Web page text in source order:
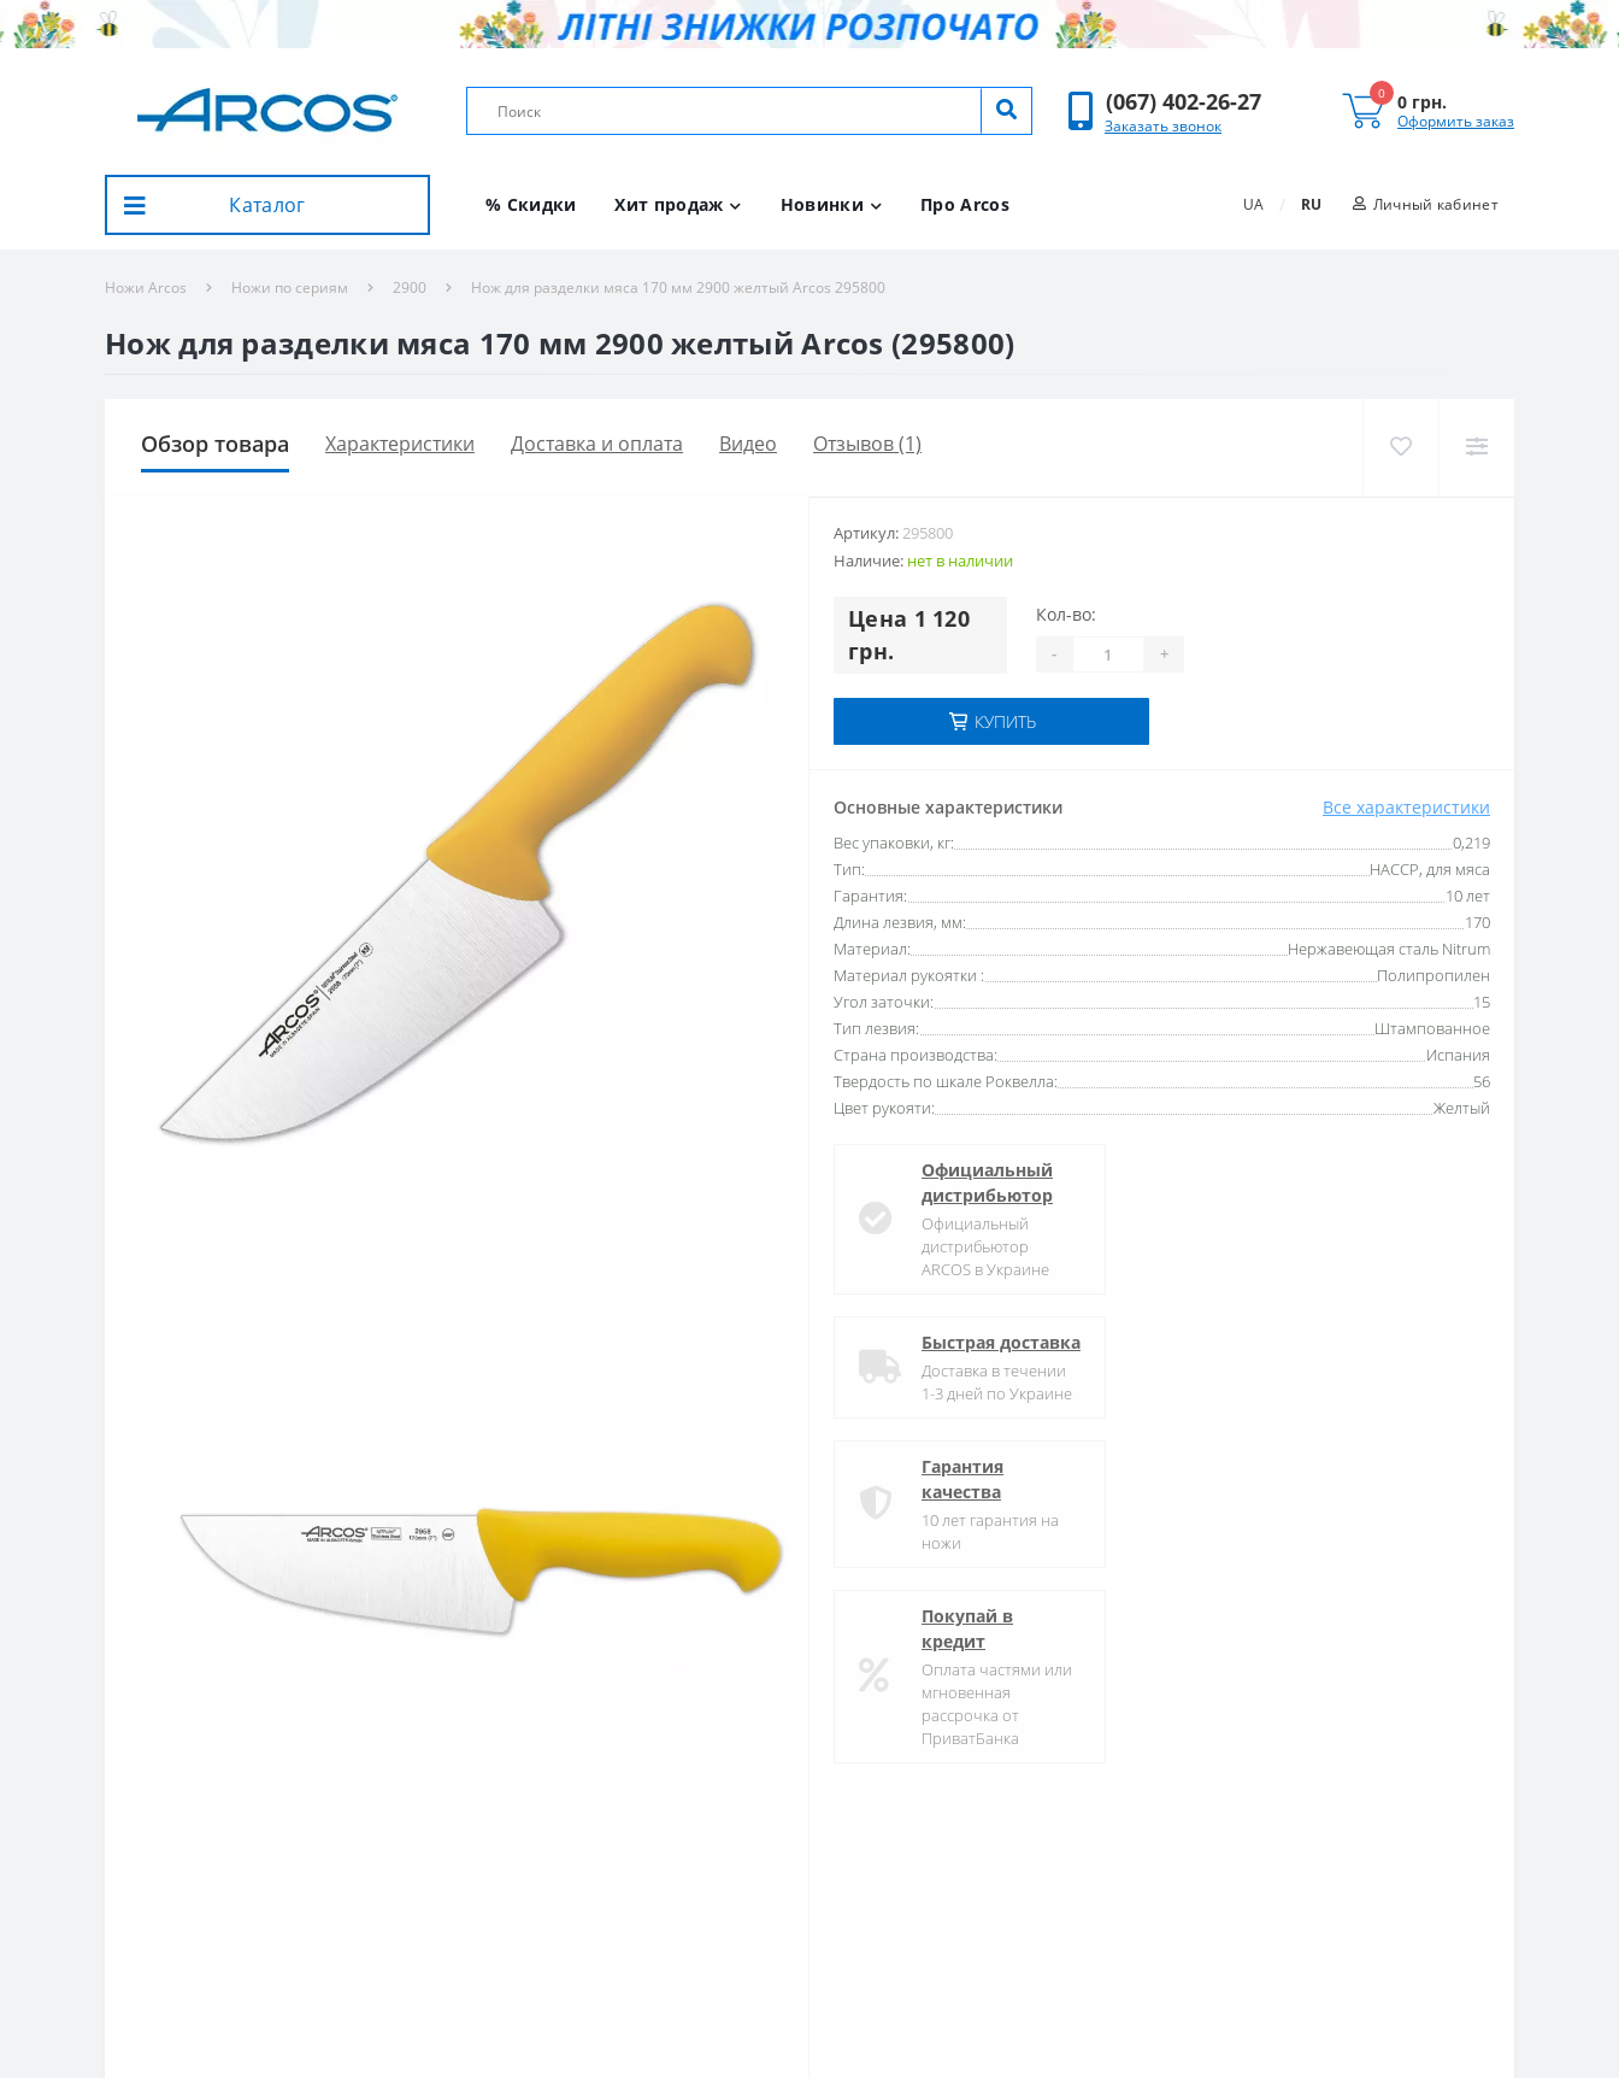
(067) 402-26-27
Заказать звонок
0 0 грн.
Оформить заказ
Каталог % Скидки Хит продаж Новинки Про Arcos UA / RU Личный кабинет
Ножи Arcos Ножи по сериям 2900 Нож для разделки мяса 170 мм 2900 желтый Arcos 295800
Нож для разделки мяса 170 мм 2900 желтый Arcos (295800)
Обзор товара Характеристики Доставка и оплата Видео Отзывов (1)
Артикул:295800
Наличие: нет в наличии
Цена 1 120
грн.
Кол-во:
- +
КУПИТЬ
Основные характеристики Все характеристики
Вес упаковки, кг:
0,219
Тип:
HACCP, для мяса
Гарантия:
10 лет
Длина лезвия, мм:
170
Материал:
Нержавеющая сталь Nitrum
Материал рукоятки :
Полипропилен
Угол заточки:
15
Тип лезвия:
Штампованное
Страна производства:
Испания
Твердость по шкале Роквелла:
56
Цвет рукояти:
Желтый
Официальный
дистрибьютор
Официальный
дистрибьютор
ARCOS в Украине
Быстрая доставка
Доставка в течении
1-3 дней по Украине
Гарантия
качества
10 лет гарантия на
ножи
Покупай в
кредит
Оплата частями или
мгновенная
рассрочка от
ПриватБанка